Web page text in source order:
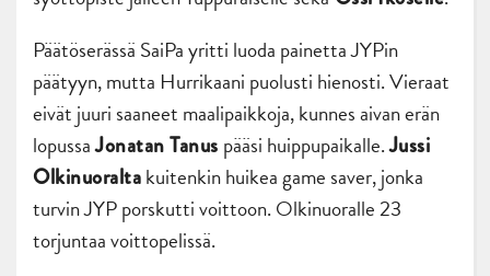
Päätöserässä SaiPa yritti luoda painetta JYPin
päätyyn, mutta Hurrikaani puolusti hienosti. Vieraat
eivät juuri saaneet maalipaikkoja, kunnes aivan erän
lopussaJonatan Tanus pääsi huippupaikalle.Jussi
Olkinuoraltakuitenkin huikea game saver, jonka
turvin JYP porskutti voittoon. Olkinuoralle 23
torjuntaa voittopelissä.